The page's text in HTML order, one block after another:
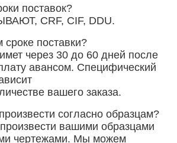
поставок?
CRF, CIF, DDU.
поставки?
через 30 до 60 дней после
авансом. Специфический
вашего заказа.
согласно образцам?
вашими образцами
чертежами. Мы можем